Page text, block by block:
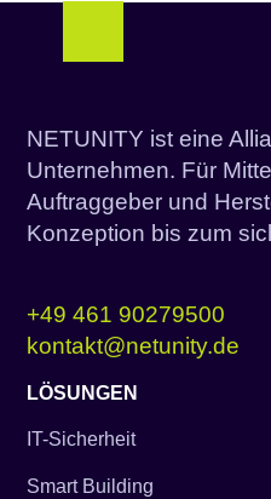
NETUNITY ist eine
Unternehmen. Für
Auftraggeber und
Konzeption bis zum
+49 461 90279500
kontakt@netunity.de
LÖSUNGEN
IT-Sicherheit
Smart Building